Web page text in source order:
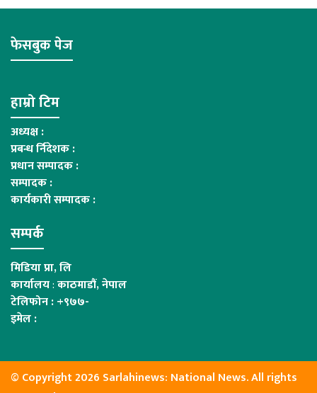
फेसबुक पेज
हाम्रो टिम
अध्यक्ष :
प्रबन्ध र्निदेशक :
प्रधान सम्पादक :
सम्पादक :
कार्यकारी सम्पादक :
सम्पर्क
मिडिया प्रा, लि
कार्यालय:काठमाडौं, नेपाल
टेलिफोन : +९७७-
इमेल :
© Copyright 2026 Sarlahinews: National News. All rights